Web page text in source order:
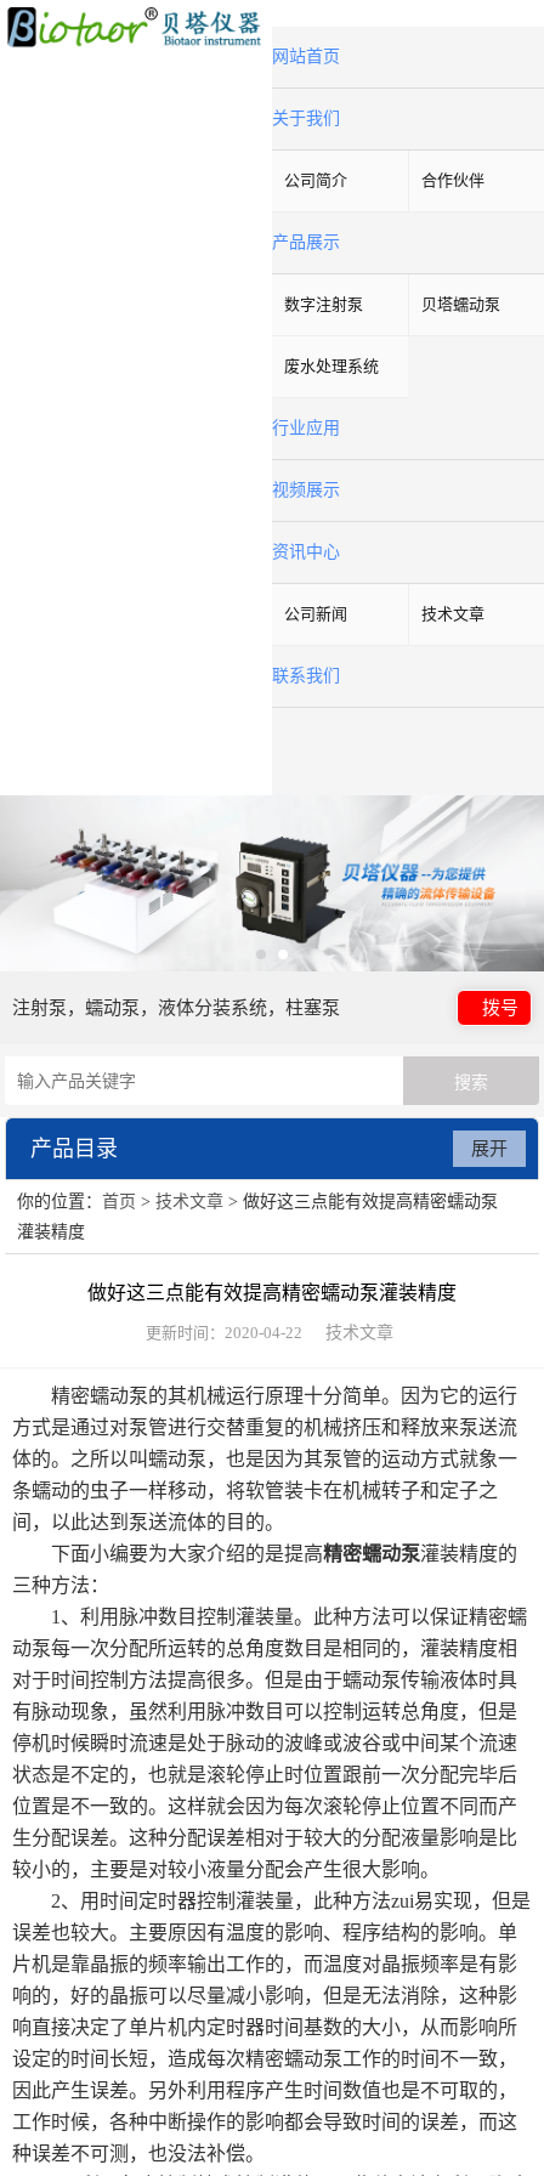
网站首页
关于我们
公司简介 合作伙伴
产品展示
数字注射泵 贝塔蠕动泵
废水处理系统
行业应用
视频展示
资讯中心
公司新闻 技术文章
联系我们
注射泵，蠕动泵，液体分装系统，柱塞泵 拨号
产品目录
数字注射泵
废水处理系统
展开
你的位置：首页 >技术文章 > 做好这三点能有效提高精密蠕动泵
灌装精度
做好这三点能有效提高精密蠕动泵灌装精度
更新时间：2020-04-22 技术文章
精密蠕动泵的其机械运行原理十分简单。因为它的运行
方式是通过对泵管进行交替重复的机械挤压和释放来泵送流
体的。之所以叫蠕动泵，也是因为其泵管的运动方式就象一
条蠕动的虫子一样移动，将软管装卡在机械转子和定子之
间，以此达到泵送流体的目的。
下面小编要为大家介绍的是提高精密蠕动泵灌装精度的
三种方法：
1、利用脉冲数目控制灌装量。此种方法可以保证精密蠕
动泵每一次分配所运转的总角度数目是相同的，灌装精度相
对于时间控制方法提高很多。但是由于蠕动泵传输液体时具
有脉动现象，虽然利用脉冲数目可以控制运转总角度，但是
停机时候瞬时流速是处于脉动的波峰或波谷或中间某个流速
状态是不定的，也就是滚轮停止时位置跟前一次分配完毕后
位置是不一致的。这样就会因为每次滚轮停止位置不同而产
生分配误差。这种分配误差相对于较大的分配液量影响是比
较小的，主要是对较小液量分配会产生很大影响。
2、用时间定时器控制灌装量，此种方法zui易实现，但是
误差也较大。主要原因有温度的影响、程序结构的影响。单
片机是靠晶振的频率输出工作的，而温度对晶振频率是有影
响的，好的晶振可以尽量减小影响，但是无法消除，这种影
响直接决定了单片机内定时器时间基数的大小，从而影响所
设定的时间长短，造成每次精密蠕动泵工作的时间不一致，
因此产生误差。另外利用程序产生时间数值也是不可取的，
工作时候，各种中断操作的影响都会导致时间的误差，而这
种误差不可测，也没法补偿。